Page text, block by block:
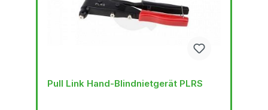
Pull Link Hand-Blindnietgerät PLRS